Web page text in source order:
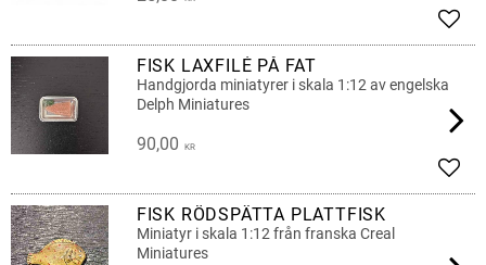
Add
FISK LAXFILÉ PÅ FAT
Handgjorda miniatyrer i skala 1:12 av engelska
Delph Miniatures
90,00 KR
Add
FISK RÖDSPÄTTA PLATTFISK
Miniatyr i skala 1:12 från franska Creal
Miniatures